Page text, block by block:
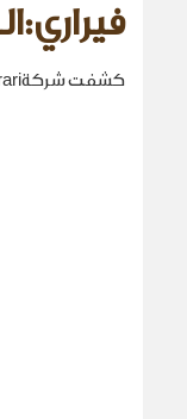
كشفت شركةFerrari عن سيارة“Luce”، أول سيارة كهربائية بالكامل في تاريخها.